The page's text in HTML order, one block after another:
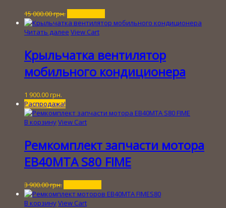
15 000.00грн.
цена
составляла
цена:
Читать далее View Cart
Крыльчатка вентилятор
мобильного кондиционера
1 900.00 грн.
Распродажа!
В корзинуView Cart
Ремкомплект запчасти мотора
EB40MTA S80 FIME
3 900.00грн.
цена
составляла
цена:
В корзинуView Cart